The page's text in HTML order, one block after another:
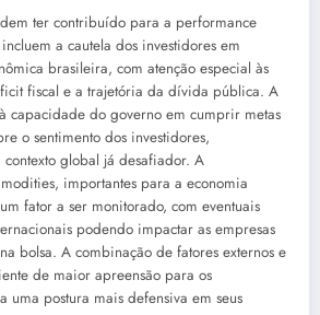
ter contribuído para a performance
a cautela dos investidores em
brasileira, com atenção especial às
fiscal e a trajetória da dívida pública. A
capacidade do governo em cumprir metas
o sentimento dos investidores,
global já desafiador. A
importantes para a economia
fator a ser monitorado, com eventuais
podendo impactar as empresas
bolsa. A combinação de fatores externos e
de maior apreensão para os
uma postura mais defensiva em seus